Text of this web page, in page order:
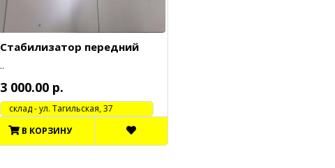
Стабилизатор передний
..
3 000.00 р.
cклад - ул. Тагильская, 37
В КОРЗИНУ